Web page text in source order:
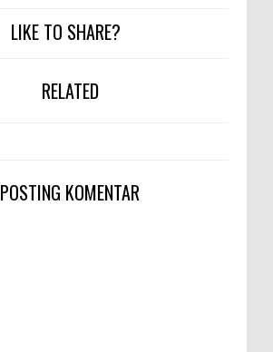
LIKE TO SHARE?
RELATED
POSTING KOMENTAR